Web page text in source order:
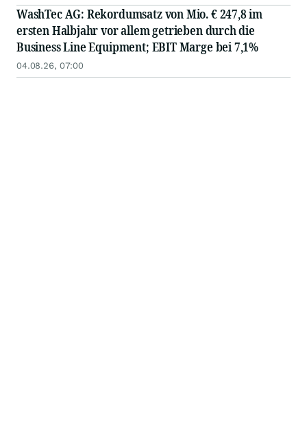
WashTec AG: Rekordumsatz von Mio. € 247,8 im
ersten Halbjahr vor allem getrieben durch die
Business Line Equipment; EBIT Marge bei 7,1%
04.08.26, 07:00